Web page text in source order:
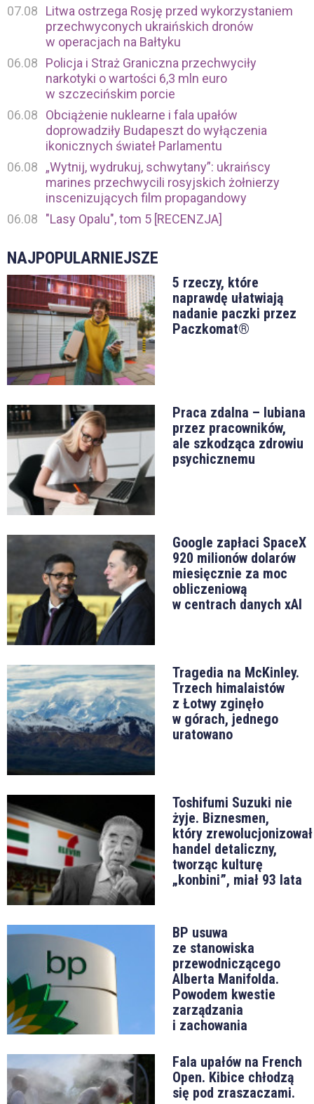
07.08
Litwa ostrzega Rosję przed wykorzystaniem
przechwyconych ukraińskich dronów
w operacjach na Bałtyku
06.08
Policja i Straż Graniczna przechwyciły
narkotyki o wartości 6,3 mln euro
w szczecińskim porcie
06.08
Obciążenie nuklearne i fala upałów
doprowadziły Budapeszt do wyłączenia
ikonicznych świateł Parlamentu
06.08
„Wytnij, wydrukuj, schwytany”: ukraińscy
marines przechwycili rosyjskich żołnierzy
inscenizujących film propagandowy
06.08
"Lasy Opalu", tom 5 [RECENZJA]
NAJPOPULARNIEJSZE
5 rzeczy, które
naprawdę ułatwiają
nadanie paczki przez
Paczkomat®
Praca zdalna – lubiana
przez pracowników,
ale szkodząca zdrowiu
psychicznemu
Google zapłaci SpaceX
920 milionów dolarów
miesięcznie za moc
obliczeniową
w centrach danych xAI
Tragedia na McKinley.
Trzech himalaistów
z Łotwy zginęło
w górach, jednego
uratowano
Toshifumi Suzuki nie
żyje. Biznesmen,
który zrewolucjonizował
handel detaliczny,
tworząc kulturę
„konbini”, miał 93 lata
BP usuwa
ze stanowiska
przewodniczącego
Alberta Manifolda.
Powodem kwestie
zarządzania
i zachowania
Fala upałów na French
Open. Kibice chłodzą
się pod zraszaczami.